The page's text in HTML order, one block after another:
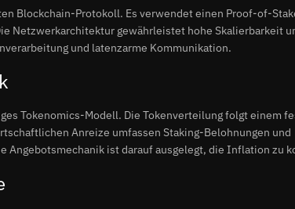
Blockchain-Protokoll. Es verwendet einen Proof-of-
Netzwerkarchitektur gewährleistet hohe Skalierbarkeit
und latenzarme Kommunikation.
Tokenomics-Modell. Die Tokenverteilung folgt einem
Anreize umfassen Staking-Belohnungen und
Angebotsmechanik ist darauf ausgelegt, die Inflation zu